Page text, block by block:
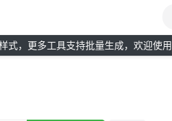
式，更多工具支持批量生成，欢迎使用